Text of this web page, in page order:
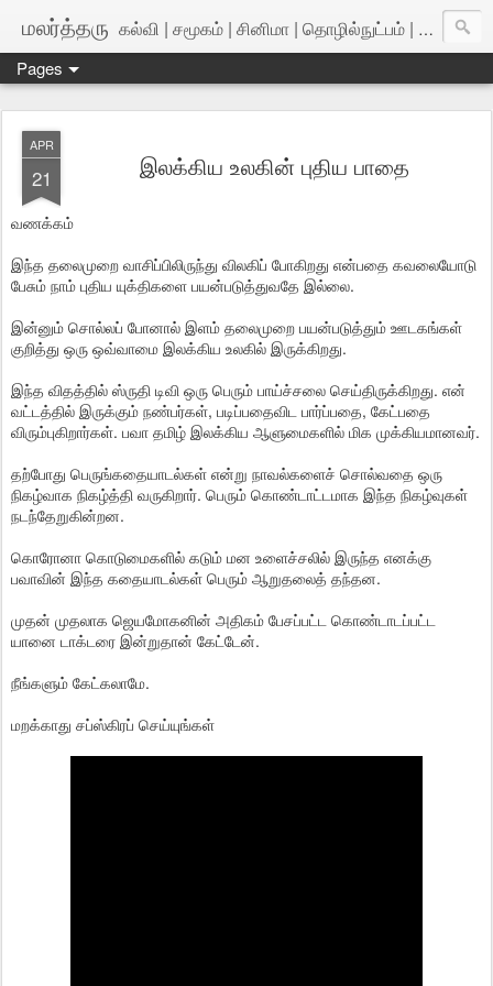
மலர்த்தரு கல்வி | சமூகம் | சினிமா | தொழில்நுட்பம் | அறிவியல்
Pages
APR
21 இலக்கிய உலகின் புதிய பாதை
வணக்கம்
இந்த தலைமுறை வாசிப்பிலிருந்து விலகிப் போகிறது என்பதை கவலையோடு
பேசும் நாம் புதிய யுக்திகளை பயன்படுத்துவதே இல்லை.
இன்னும் சொல்லப் போனால் இளம் தலைமுறை பயன்படுத்தும் ஊடகங்கள்
குறித்து ஒரு ஒவ்வாமை இலக்கிய உலகில் இருக்கிறது.
இந்த விதத்தில் ஸ்ருதி டிவி ஒரு பெரும் பாய்ச்சலை செய்திருக்கிறது. என்
வட்டத்தில் இருக்கும் நண்பர்கள், படிப்பதைவிட பார்ப்பதை, கேட்பதை
விரும்புகிறார்கள். பவா தமிழ் இலக்கிய ஆளுமைகளில் மிக முக்கியமானவர்.
தற்போது பெருங்கதையாடல்கள் என்று நாவல்களைச் சொல்வதை ஒரு
நிகழ்வாக நிகழ்த்தி வருகிறார். பெரும் கொண்டாட்டமாக இந்த நிகழ்வுகள்
நடந்தேறுகின்றன.
கொரோனா கொடுமைகளில் கடும் மன உளைச்சலில் இருந்த எனக்கு
பவாவின் இந்த கதையாடல்கள் பெரும் ஆறுதலைத் தந்தன.
முதன் முதலாக ஜெயமோகனின் அதிகம் பேசப்பட்ட கொண்டாடப்பட்ட
யானை டாக்டரை இன்றுதான் கேட்டேன்.
நீங்களும் கேட்கலாமே.
மறக்காது சப்ஸ்கிரப் செய்யுங்கள்